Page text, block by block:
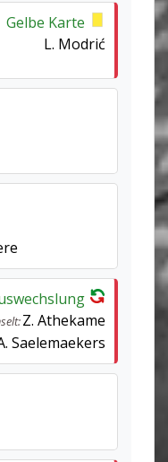
Gelbe Karte
L. Modrić
Z. Athekame
Saelemaekers